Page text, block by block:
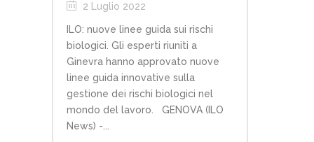
2 Luglio 2022
ILO: nuove linee guida sui rischi
biologici. Gli esperti riuniti a
Ginevra hanno approvato nuove
linee guida innovative sulla
gestione dei rischi biologici nel
mondo del lavoro. GENOVA (ILO
News) -...